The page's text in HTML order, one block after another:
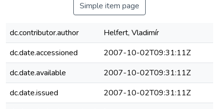
Simple item page
dc.contributor.author
Helfert, Vladimír
dc.date.accessioned
2007-10-02T09:31:11Z
dc.date.available
2007-10-02T09:31:11Z
dc.date.issued
2007-10-02T09:31:11Z